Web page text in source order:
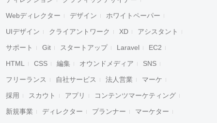
Webディレクター デザイン ホワイトペーパー
UIデザイン クライアントワーク XD アシスタント
サポート Git スタートアップ Laravel EC2
HTML CSS 編集 オウンドメディア SNS
フリーランス 自社サービス 法人営業 マーケ
採用 スカウト アプリ コンテンツマーケティング
新規事業 ディレクター プランナー マーケター